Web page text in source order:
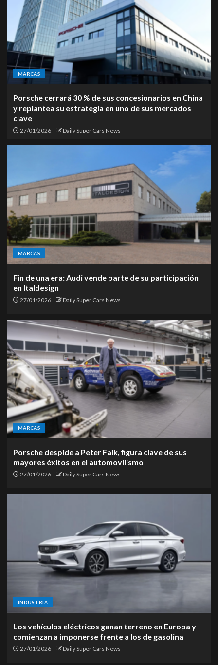
MARCAS
Porsche cerrará 30 % de sus concesionarios en China
y replantea su estrategia en uno de sus mercados
clave
27/01/2026 Daily Super Cars News
MARCAS
Fin de una era: Audi vende parte de su participación
en Italdesign
27/01/2026 Daily Super Cars News
MARCAS
Porsche despide a Peter Falk, figura clave de sus
mayores éxitos en el automovilismo
27/01/2026 Daily Super Cars News
INDUSTRIA
Los vehículos eléctricos ganan terreno en Europa y
comienzan a imponerse frente a los de gasolina
27/01/2026 Daily Super Cars News